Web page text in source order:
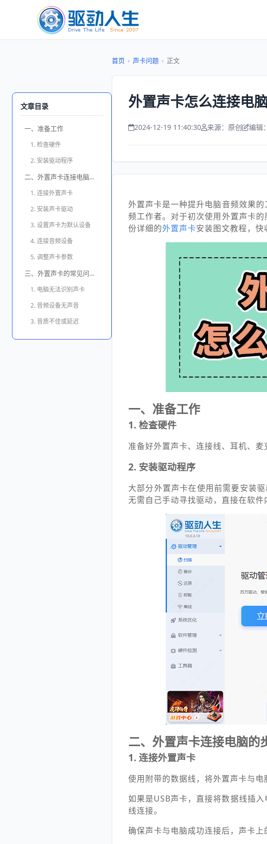
文章目录
一、准备工作
1. 检查硬件
2. 安装驱动程序
二、外置声卡连接电脑的步骤
1. 连接外置声卡
2. 安装声卡驱动
3. 设置声卡为默认设备
4. 连接音频设备
5. 调整声卡参数
三、外置声卡的常见问题及解决方法
1. 电脑无法识别声卡
2. 音频设备无声音
3. 音质不佳或延迟
首页 › 声卡问题 › 正文
外置声卡怎么连接电
2024-12-19 11:40:30 来源：原创 编辑
外置声卡是一种提升电脑音频效果
频工作者。对于初次使用外置声卡
份详细的外置声卡安装图文教程，快
一、准备工作
1. 检查硬件
准备好外置声卡、连接线、耳机、麦
2. 安装驱动程序
大部分外置声卡在使用前需要安装
无需自己手动寻找驱动，直接在软件
二、外置声卡连接电脑的
1. 连接外置声卡
使用附带的数据线，将外置声卡与电
如果是USB声卡，直接将数据线插
线连接。
确保声卡与电脑成功连接后，声卡上